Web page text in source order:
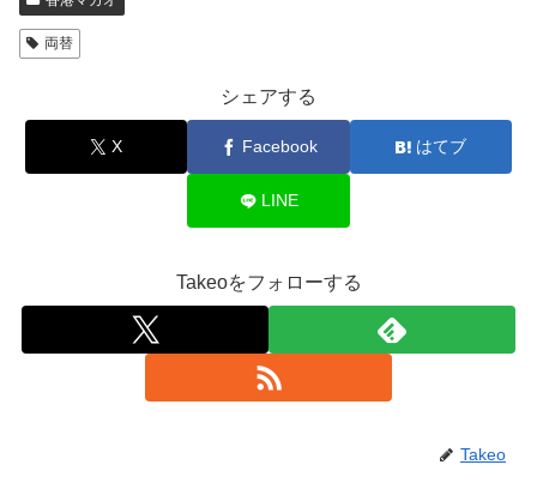
両替
シェアする
X Facebook はてブ
LINE
Takeoをフォローする
Takeo